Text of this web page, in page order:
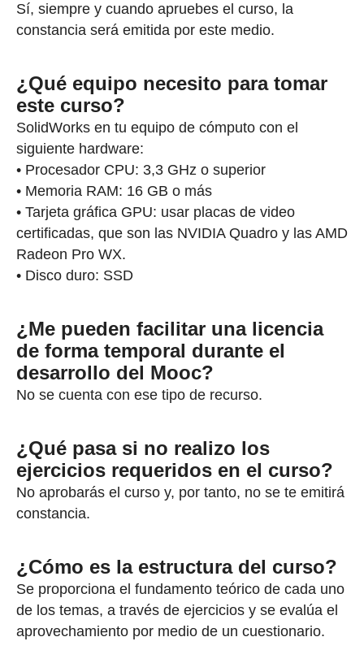
Sí, siempre y cuando apruebes el curso, la
constancia será emitida por este medio.
¿Qué equipo necesito para tomar
este curso?
SolidWorks en tu equipo de cómputo con el
siguiente hardware:
• Procesador CPU: 3,3 GHz o superior
• Memoria RAM: 16 GB o más
• Tarjeta gráfica GPU: usar placas de video
certificadas, que son las NVIDIA Quadro y las AMD
Radeon Pro WX.
• Disco duro: SSD
¿Me pueden facilitar una licencia
de forma temporal durante el
desarrollo del Mooc?
No se cuenta con ese tipo de recurso.
¿Qué pasa si no realizo los
ejercicios requeridos en el curso?
No aprobarás el curso y, por tanto, no se te emitirá
constancia.
¿Cómo es la estructura del curso?
Se proporciona el fundamento teórico de cada uno
de los temas, a través de ejercicios y se evalúa el
aprovechamiento por medio de un cuestionario.